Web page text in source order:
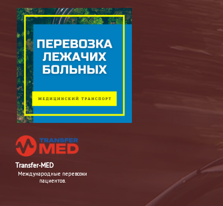
Transfer-MED
Международные перевозки
пациентов.